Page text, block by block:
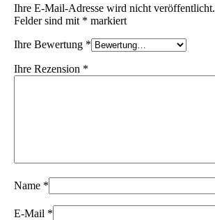
Ihre E-Mail-Adresse wird nicht veröffentlicht.
Felder sind mit * markiert
Ihre Bewertung *
Ihre Rezension *
Name *
E-Mail *